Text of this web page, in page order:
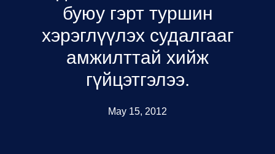
буюу гэрт туршин
хэрэглүүлэх судалгааг
амжилттай хийж
гүйцэтгэлээ.
May 15, 2012